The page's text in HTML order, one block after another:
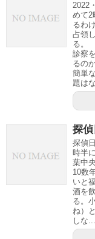
2022
めて2
るわ
占領
る。
診察
るの
簡単
題は
探
探偵
時半
葉中
10数
いと
酒を
る。
ね）
しな...